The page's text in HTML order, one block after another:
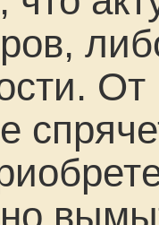
в
с
от
Я